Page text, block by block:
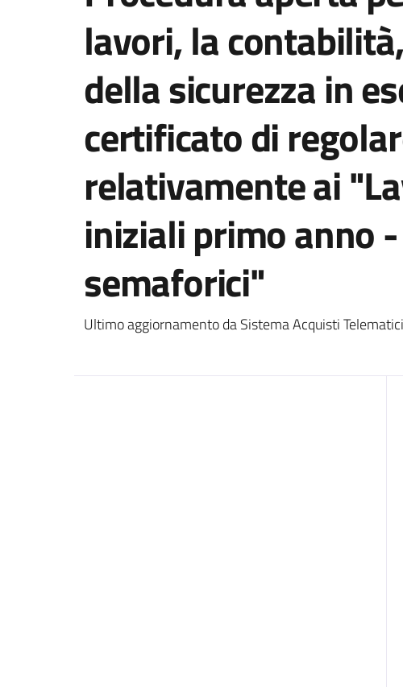
lavori, la
della sicurezza in
certificato di
relativamente ai
iniziali primo anno
semaforici"
Ultimo aggiornamento da Sistema Acquisti